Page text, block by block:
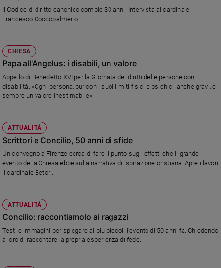
Il Codice di diritto canonico compie 30 anni. Intervista al cardinale
Francesco Coccopalmerio.
CHIESA
Papa all'Angelus: i disabili, un valore
Appello di Benedetto XVI per la Giornata dei diritti delle persone con
disabilità. «Ogni persona, pur con i suoi limiti fisici e psichici, anche gravi, è
sempre un valore inestimabile».
ATTUALITÀ
Scrittori e Concilio, 50 anni di sfide
Un convegno a Firenze cerca di fare il punto sugli effetti che il grande
evento della Chiesa ebbe sulla narrativa di ispirazione cristiana. Apre i lavori
il cardinale Betori.
ATTUALITÀ
Concilio: raccontiamolo ai ragazzi
Testi e immagini per spiegare ai più piccoli l'evento di 50 anni fa. Chiedendo
a loro di raccontare la propria esperienza di fede.